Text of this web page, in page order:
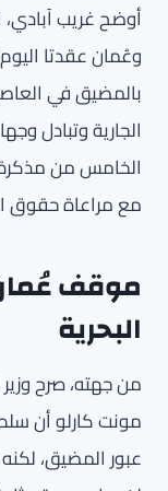
أوضح غريب
وعُمان عقدتا
بالمضيق في
الجارية وتبادل
الخامس من مذكرة
مع مراعاة حقوق
موقف
البحرية
من جهته، صرح وزير
مونت كارلو أن
عبور المضيق،